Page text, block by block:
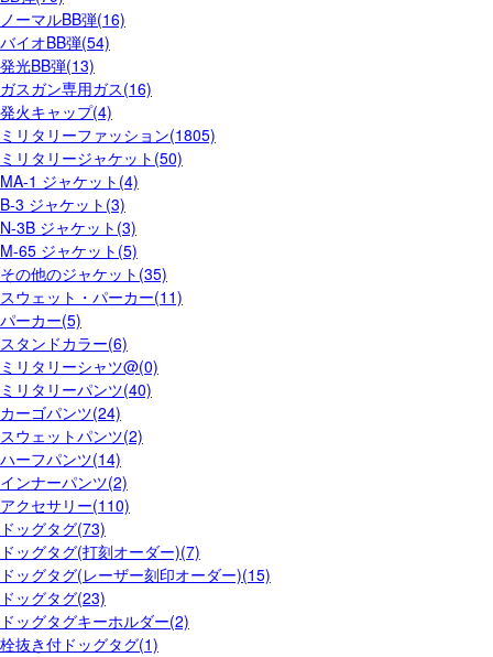
ノーマルBB弾(16)
バイオBB弾(54)
発光BB弾(13)
ガスガン専用ガス(16)
発火キャップ(4)
ミリタリーファッション(1805)
ミリタリージャケット(50)
MA-1 ジャケット(4)
B-3 ジャケット(3)
N-3B ジャケット(3)
M-65 ジャケット(5)
その他のジャケット(35)
スウェット・パーカー(11)
パーカー(5)
スタンドカラー(6)
ミリタリーシャツ@(0)
ミリタリーパンツ(40)
カーゴパンツ(24)
スウェットパンツ(2)
ハーフパンツ(14)
インナーパンツ(2)
アクセサリー(110)
ドッグタグ(73)
ドッグタグ(打刻オーダー)(7)
ドッグタグ(レーザー刻印オーダー)(15)
ドッグタグ(23)
ドッグタグキーホルダー(2)
栓抜き付ドッグタグ(1)